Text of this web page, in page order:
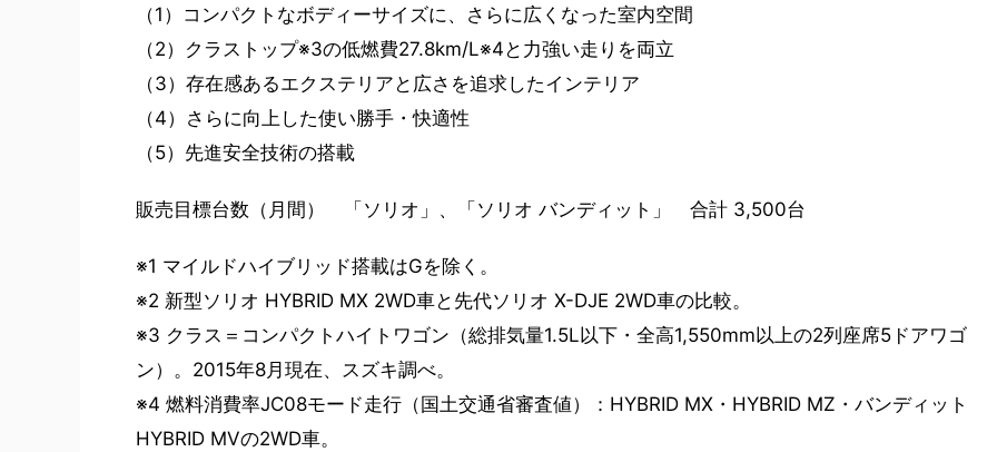
（1）コンパクトなボディーサイズに、さらに広くなった室内空間
（2）クラストップ※3の低燃費27.8km/L※4と力強い走りを両立
（3）存在感あるエクステリアと広さを追求したインテリア
（4）さらに向上した使い勝手・快適性
（5）先進安全技術の搭載
販売目標台数（月間） 「ソリオ」、「ソリオ バンディット」 合計 3,500台
※1 マイルドハイブリッド搭載はGを除く。
※2 新型ソリオ HYBRID MX 2WD車と先代ソリオ X-DJE 2WD車の比較。
※3 クラス＝コンパクトハイトワゴン（総排気量1.5L以下・全高1,550mm以上の2列座席5ドアワゴ
ン）。2015年8月現在、スズキ調べ。
※4 燃料消費率JC08モード走行（国土交通省審査値）：HYBRID MX・HYBRID MZ・バンディット
HYBRID MVの2WD車。